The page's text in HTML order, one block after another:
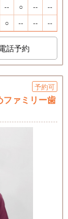
-- ○ -- --
○ -- -- --
話予約
予約可
ァミリー歯